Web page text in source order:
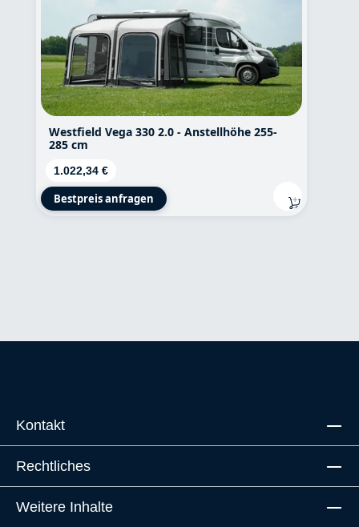
Westfield Vega 330 2.0 - Anstellhöhe 255-
285 cm
Regulärer Preis:
1.022,34 €
Bestpreis anfragen
Kontakt
Rechtliches
Weitere Inhalte